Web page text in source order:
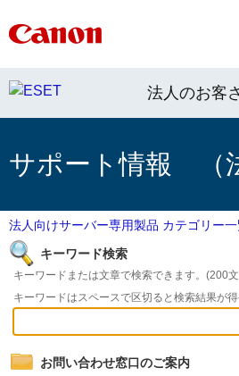
法人のお客
サポート情報 （
法人向けサーバー専用製品 カテゴリー
キーワード検索
キーワードまたは文章で検索できます。(200
キーワードはスペースで区切ると検索結果が
お問い合わせ窓口のご案内